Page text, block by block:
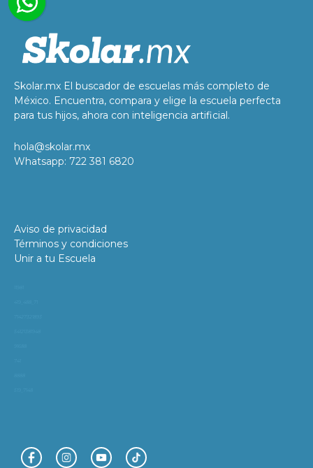
Skolar.mx El buscador de escuelas más completo de
México. Encuentra, compara y elige la escuela perfecta
para tus hijos, ahora con inteligencia artificial.
hola@skolar.mx
Whatsapp: 722 381 6820
Aviso de privacidad
Términos y condiciones
Unir a tu Escuela